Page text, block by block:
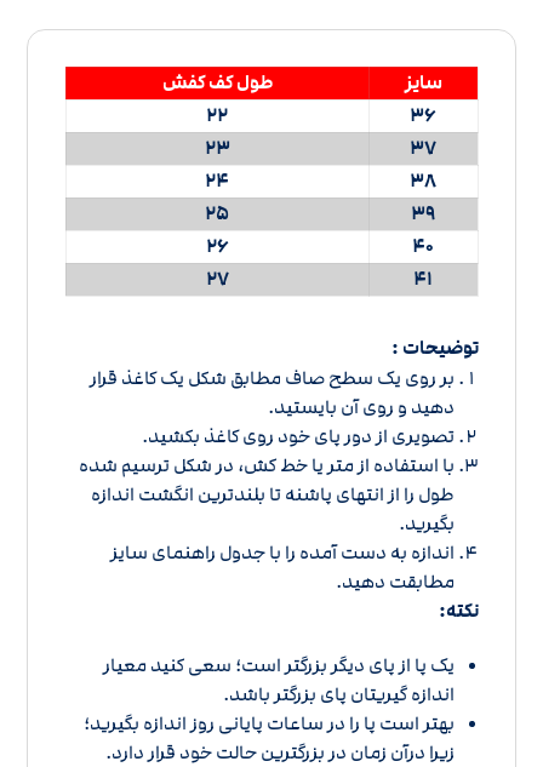
سایز
طول کف کفش
36
22
37
23
38
24
39
25
40
26
41
27
توضیحات :
بر روی یک سطح صاف مطابق شکل یک کاغذ قرار
دهید و روی آن بایستید.
تصویری از دور پای خود روی کاغذ بکشید.
با استفاده از متر یا خط کش، در شکل ترسیم شده
طول را از انتهای پاشنه تا بلندترین انگشت اندازه
بگیرید.
اندازه به دست آمده را باجدول راهنمای سایز
مطابقت دهید.
نکته:
یک پا از پای دیگر بزرگتر است؛ سعی کنید معیار
اندازه گیریتان پای بزرگتر باشد.
بهتر است پا را در ساعات پایانی روز اندازه بگیرید؛
زیرا درآن زمان در بزرگترین حالت خود قرار دارد.